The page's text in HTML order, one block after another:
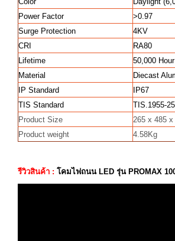
Power Factor
>0.97
Surge Protection
4KV
CRI
RA80
Lifetime
50,000 Hour
Material
Diecast
IP Standard
IP67
TIS Standard
TIS.1955-
Product Size
265 x 485 x
Product weight
4.58Kg
รีวิวสินค้า : โคมไฟถนน LED รุ่น PROMAX